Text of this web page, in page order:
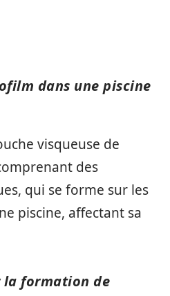
dans une piscine
visqueuse de
des
qui se forme sur les
piscine, affectant sa
la formation de